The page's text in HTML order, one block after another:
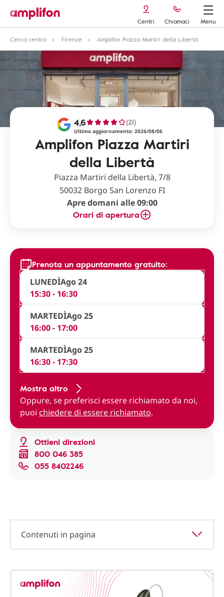
Centri Chiamaci
Menu
Cerca centro
Firenze Amplifon Piazza Martiri della Libertà
Amplifon Piazza Martiri
della Libertà
4,6 (21)
Ultimo aggiornamento: 2026/08/06
Piazza Martiri della Libertà, 7/8
50032 Borgo San Lorenzo FI
Apre domani alle 09:00
Orari di apertura
Ottieni direzioni
800 046 385
055 8402246
Prenota un appuntamento gratuito:
LUNEDÌAgo 24
15:30 - 16:30
MARTEDÌAgo 25
16:00 - 17:00
MARTEDÌAgo 25
16:30 - 17:30
Mostra altro
Oppure, se preferisci essere richiamato da noi,
puoi chiedere di essere richiamato.
Contenuti in pagina